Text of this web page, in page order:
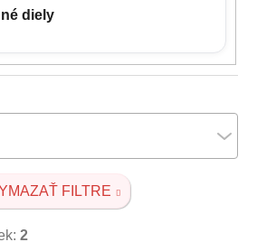
diely
FILTRE
2